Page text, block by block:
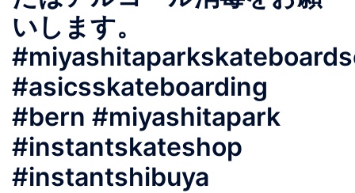
いします。
#asicsskateboarding
#bern #miyashitapark
#instantskateshop
#instantshibuya